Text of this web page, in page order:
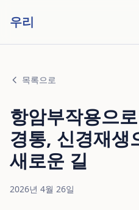
우리
목록으로
항암부작용으
경통, 신경재생
새로운 길
2026년 4월 26일